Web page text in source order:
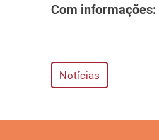
Com informações:
Notícias